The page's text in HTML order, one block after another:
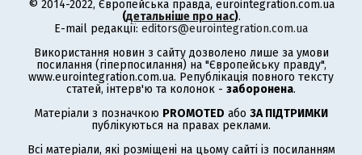
© 2014-2022, Європейська правда, eurointegration.com.ua
(детальніше про нас).
E-mail редакції: editors@eurointegration.com.ua
Використання новин з сайту дозволено лише за умови
посилання (гіперпосилання) на "Європейську правду",
www.eurointegration.com.ua. Републікація повного тексту
статей, інтерв'ю та колонок - заборонена.
Матеріали з позначкою PROMOTED або ЗА ПІДТРИМКИ
публікуються на правах реклами.
Всі матеріали, які розміщені на цьому сайті із посиланням